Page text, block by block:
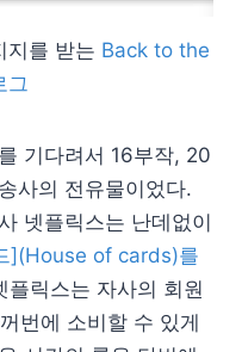
지를 받는 Back to the
그
기다려서 16부작, 20
사의 전유물이었다.
넷플릭스는 난데없이
](House of cards)를
플릭스는 자사의 회원
번에 소비할 수 있게